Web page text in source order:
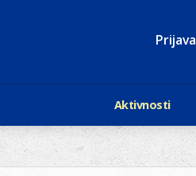
Prijava
Aktivnosti
Događaji
Kalendar